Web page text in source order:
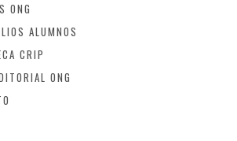
ONG
ALUMNOS
CRIP
ONG